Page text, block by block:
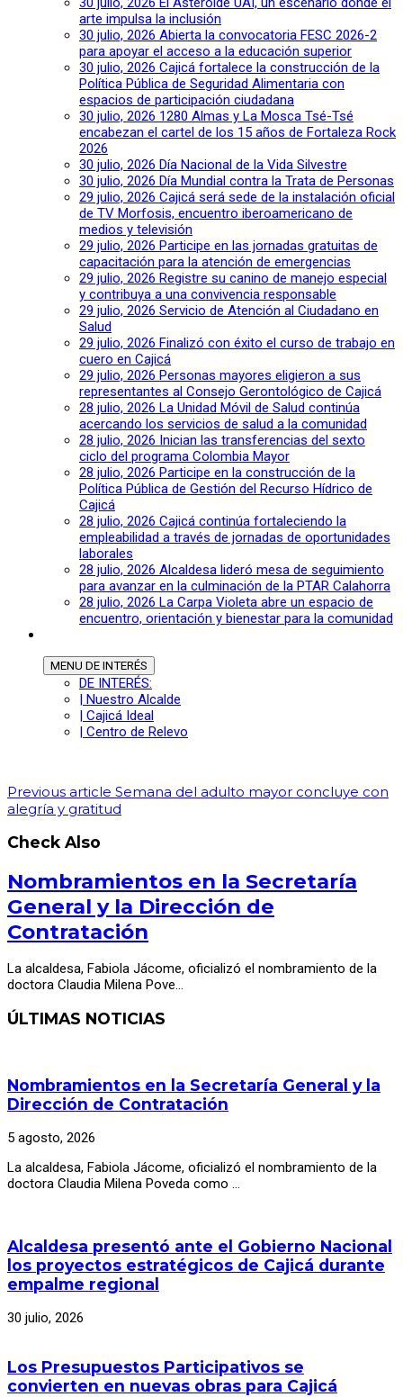
arte impulsa la inclusión
30 julio, 2026 Abierta la convocatoria FESC 2026-2
para apoyar el acceso a la educación superior
30 julio, 2026 Cajicá fortalece la construcción de la
Política Pública de Seguridad Alimentaria con
espacios de participación ciudadana
30 julio, 2026 1280 Almas y La Mosca Tsé-Tsé
encabezan el cartel de los 15 años de Fortaleza Rock
2026
30 julio, 2026 Día Nacional de la Vida Silvestre
30 julio, 2026 Día Mundial contra la Trata de Personas
29 julio, 2026 Cajicá será sede de la instalación oficial
de TV Morfosis, encuentro iberoamericano de
medios y televisión
29 julio, 2026 Participe en las jornadas gratuitas de
capacitación para la atención de emergencias
29 julio, 2026 Registre su canino de manejo especial
y contribuya a una convivencia responsable
29 julio, 2026 Servicio de Atención al Ciudadano en
Salud
29 julio, 2026 Finalizó con éxito el curso de trabajo en
cuero en Cajicá
29 julio, 2026 Personas mayores eligieron a sus
representantes al Consejo Gerontológico de Cajicá
28 julio, 2026 La Unidad Móvil de Salud continúa
acercando los servicios de salud a la comunidad
28 julio, 2026 Inician las transferencias del sexto
ciclo del programa Colombia Mayor
28 julio, 2026 Participe en la construcción de la
Política Pública de Gestión del Recurso Hídrico de
Cajicá
28 julio, 2026 Cajicá continúa fortaleciendo la
empleabilidad a través de jornadas de oportunidades
laborales
28 julio, 2026 Alcaldesa lideró mesa de seguimiento
para avanzar en la culminación de la PTAR Calahorra
28 julio, 2026 La Carpa Violeta abre un espacio de
encuentro, orientación y bienestar para la comunidad
MENU DE INTERÉS
DE INTERÉS:
| Nuestro Alcalde
| Cajicá Ideal
| Centro de Relevo
Previous article Semana del adulto mayor concluye con
alegría y gratitud
Check Also
Nombramientos en la Secretaría
General y la Dirección de
Contratación
La alcaldesa, Fabiola Jácome, oficializó el nombramiento de la
doctora Claudia Milena Pove…
ÚLTIMAS NOTICIAS
Nombramientos en la Secretaría General y la
Dirección de Contratación
5 agosto, 2026
La alcaldesa, Fabiola Jácome, oficializó el nombramiento de la
doctora Claudia Milena Poveda como …
Alcaldesa presentó ante el Gobierno Nacional
los proyectos estratégicos de Cajicá durante
empalme regional
30 julio, 2026
Los Presupuestos Participativos se
convierten en nuevas obras para Cajicá